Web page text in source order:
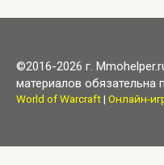
©2016-2026 г.
материалов обязательна
World of Warcraft| Онлайн-